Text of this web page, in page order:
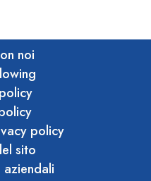
noi
policy
sito
aziendali